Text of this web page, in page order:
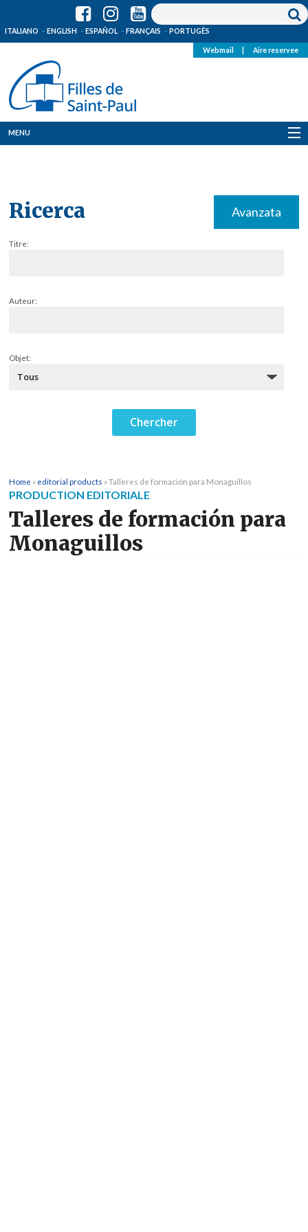
ITALIANO ENGLISH ESPAÑOL FRANÇAIS PORTUGÊS
Webmail Aire reservee
MENU
Ricerca Avanzata
Titre:
Auteur:
Objet:
Home » editorial products »Talleres de formación para Monaguillos
PRODUCTION EDITORIALE
Talleres de formación para
Monaguillos